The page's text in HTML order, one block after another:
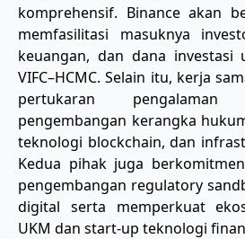
komprehensif. Binance akan
memfasilitasi masuknya
keuangan, dan dana investasi
VIFC–HCMC. Selain itu, kerja
pertukaran
pengembangan kerangka
teknologi blockchain, dan
Kedua pihak juga
pengembangan regulatory
digital serta memperkuat
UKM dan start-up teknologi